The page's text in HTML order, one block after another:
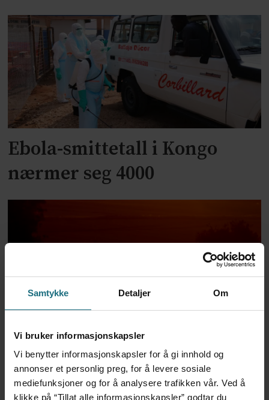
Samtykke Detaljer Om
Vi bruker informasjonskapsler
Vi benytter informasjonskapsler for å gi innhold og
annonser et personlig preg, for å levere sosiale
mediefunksjoner og for å analysere trafikken vår. Ved å
klikke på “Tillat alle informasjonskapsler” godtar du
Ebola-smittetall i Kongo
nærmer seg 4000
Tusenvis har dødd av varme i
Europa – MDG etterlyser
norsk dødsstatistikk